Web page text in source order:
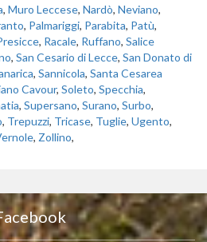
, Muro Leccese, Nardò, Neviano,
, Palmariggi, Parabita, Patù,
, Racale, Ruffano, Salice
, San Cesario di Lecce, San Donato di
, Sannicola, Santa Cesarea
Cavour, Soleto, Specchia,
, Supersano, Surano, Surbo,
, Trepuzzi, Tricase, Tuglie, Ugento,
, Zollino,